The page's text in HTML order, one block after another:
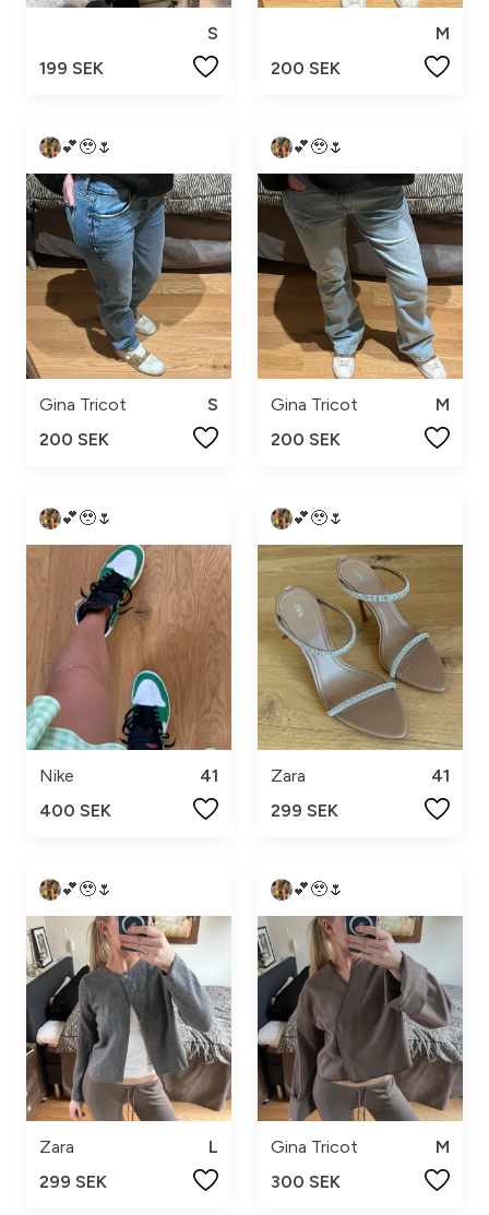
S
199 SEK
M
200 SEK
💕🥹🌷
Gina Tricot
S
200 SEK
💕🥹🌷
Gina Tricot
M
200 SEK
💕🥹🌷
Nike
41
400 SEK
💕🥹🌷
Zara
41
299 SEK
💕🥹🌷
Zara
L
299 SEK
💕🥹🌷
Gina Tricot
M
300 SEK